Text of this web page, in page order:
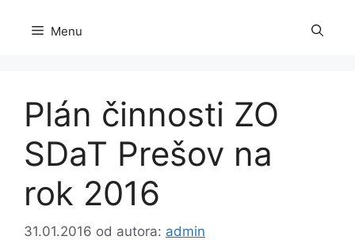
Menu
Plán činnosti ZO
SDaT Prešov na
rok 2016
31.01.2016 od autora: admin